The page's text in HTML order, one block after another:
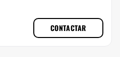
CONTACTAR